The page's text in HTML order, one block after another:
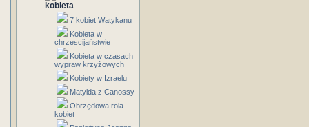
kobieta
7 kobiet Watykanu
Kobieta w
chrzescijaństwie
Kobieta w czasach
wypraw krzyżowych
Kobiety w Izraelu
Matylda z Canossy
Obrzędowa rola
kobiet